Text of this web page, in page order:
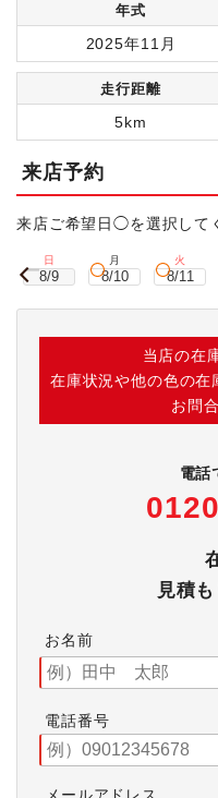
年式
2025年11月
走行距離
5km
来店予約
来店ご希望日◯を選択して
日
8/9
月
8/10
火
8/11
当店の在
在庫状況や他の色の在
お問
電話
見積
お名前
電話番号
メールアドレス